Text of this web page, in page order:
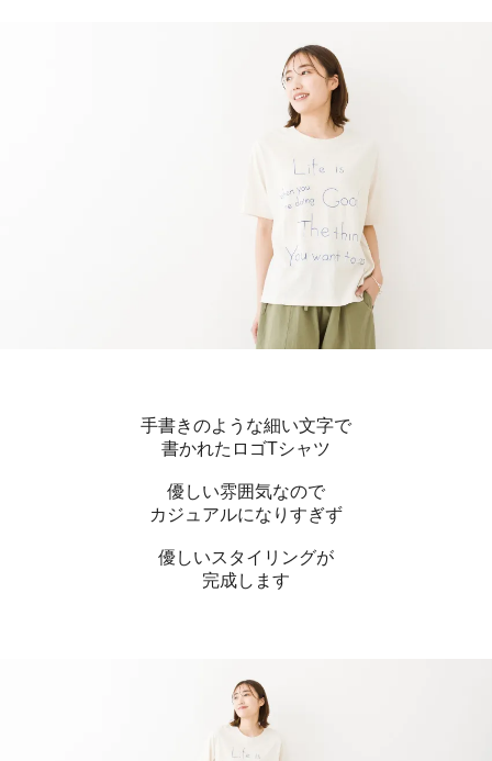
手書きのような細い文字で
書かれたロゴTシャツ
優しい雰囲気なので
カジュアルになりすぎず
優しいスタイリングが
完成します